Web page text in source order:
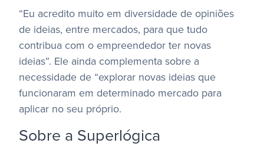
“Eu acredito muito em diversidade de opiniões
de ideias, entre mercados, para que tudo
contribua com o empreendedor ter novas
ideias”. Ele ainda complementa sobre a
necessidade de “explorar novas ideias que
funcionaram em determinado mercado para
aplicar no seu próprio.
Sobre a Superlógica